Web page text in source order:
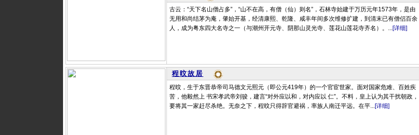
古云：“天下名山僧占多”，“山不在高，有僧（仙）则名”，石林寺始建于万历元年1573年，是由
无用和尚结茅为庵，肇始开基，经清康熙、乾隆、咸丰年间多次维修扩建，到清末已有僧侣百余
人，成为粤东四大名寺之一（与潮州开元寺、阴那山灵光寺、莲花山莲花寺齐名）。...[详细]
程旼故居
程旼，生于东晋恭帝司马德文元熙元（即公元419年）的一个官宦世家。面对国家危难、百姓疾
苦，他毅然上 书宋孝武帝刘骏，建言“对外应以和，对内应以 仁”。不料，皇上认为其干扰朝政，
要将其一家赶尽杀绝。无奈之下，程旼只得辞官避祸，率族人南迁平远。在平...[详细]